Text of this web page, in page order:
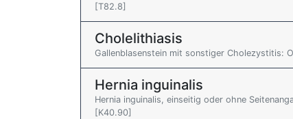
[T82.8]
Cholelithiasis
Gallenblasenstein mit sonstiger Cholezystitis:
Hernia inguinalis
Hernia inguinalis, einseitig oder ohne
[K40.90]